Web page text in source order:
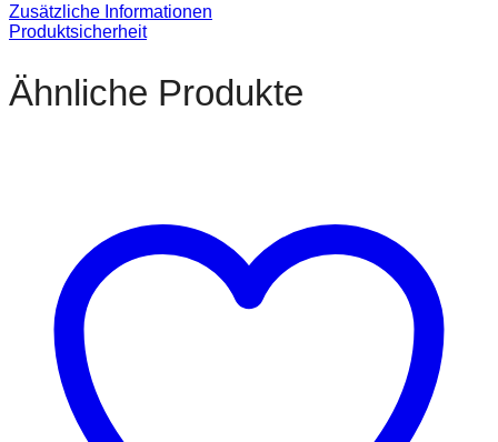
Zusätzliche Informationen
Produktsicherheit
Ähnliche Produkte